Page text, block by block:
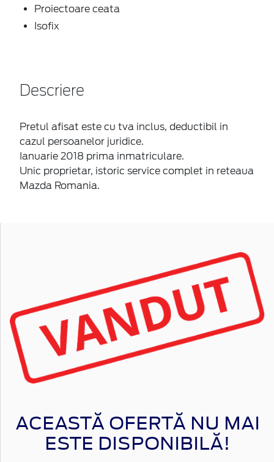
Proiectoare ceata
Isofix
Descriere
Pretul afisat este cu tva inclus, deductibil in
cazul persoanelor juridice.
Ianuarie 2018 prima inmatriculare.
Unic proprietar, istoric service complet in reteaua
Mazda Romania.
ACEASTĂ OFERTĂ NU MAI
ESTE DISPONIBILĂ!